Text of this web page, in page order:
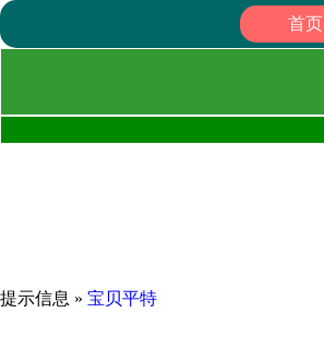
首页
提示信息 » 宝贝平特